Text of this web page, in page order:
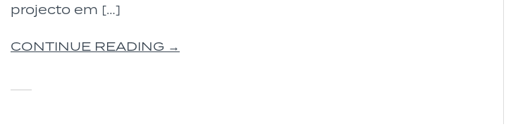
projecto em […]
CONTINUE READING →